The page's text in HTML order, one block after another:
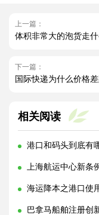
上一篇：
体积非常大的泡货走
下一篇：
国际快递为什么价格
相关阅读
港口和码头到底有
上海航运中心新条
海运降本之港口使
巴拿马船舶注册创